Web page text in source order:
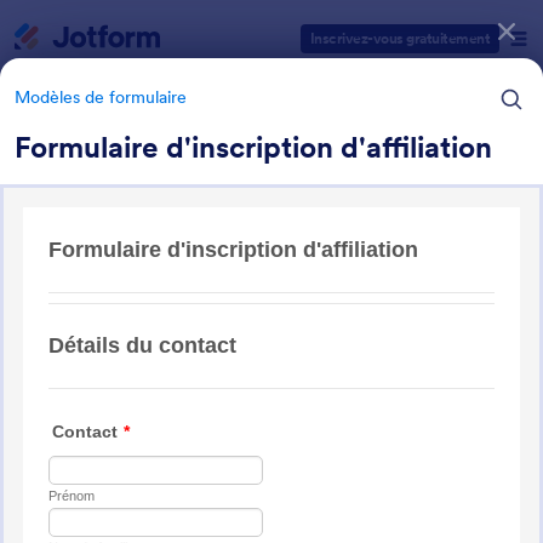
Inscrivez-vous gratuitement
Modèles de formulaire
Formulaire d'inscription d'affiliation
Modèles de formulaire
Formulaires d'inscription
Jotform offre 115 Formulaires d'inscription
Catégories des modèles de formulaires